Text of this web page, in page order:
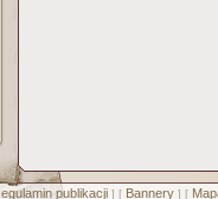
publikacji] [ Bannery] [